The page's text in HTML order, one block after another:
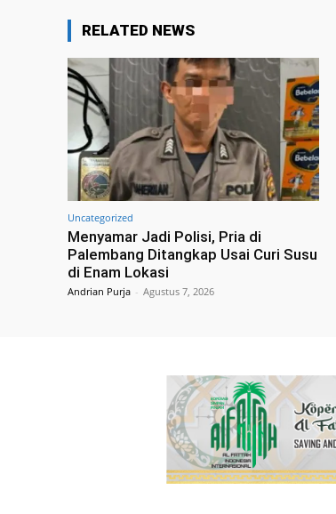
RELATED NEWS
Uncategorized
Menyamar Jadi Polisi, Pria di
Palembang Ditangkap Usai Curi Susu
di Enam Lokasi
Andrian Purja - Agustus 7, 2026